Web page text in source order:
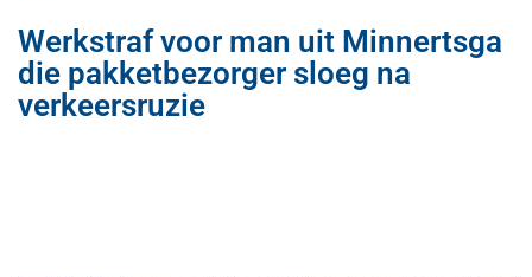
Werkstraf voor man uit Minnertsga
die pakketbezorger sloeg na
verkeersruzie